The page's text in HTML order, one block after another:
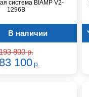
система BIAMP V2-
1296B
В наличии
800 р.
100 р.